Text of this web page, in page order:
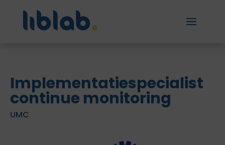
Implementatiespecialist
continue monitoring
UMC